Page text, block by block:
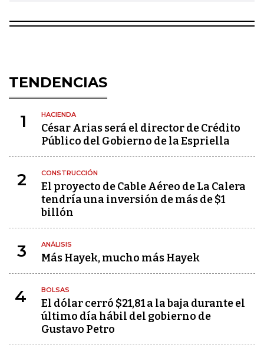
TENDENCIAS
1 HACIENDA
César Arias será el director de Crédito
Público del Gobierno de la Espriella
2 CONSTRUCCIÓN
El proyecto de Cable Aéreo de La Calera
tendría una inversión de más de $1
billón
3 ANÁLISIS
Más Hayek, mucho más Hayek
4 BOLSAS
El dólar cerró $21,81 a la baja durante el
último día hábil del gobierno de
Gustavo Petro